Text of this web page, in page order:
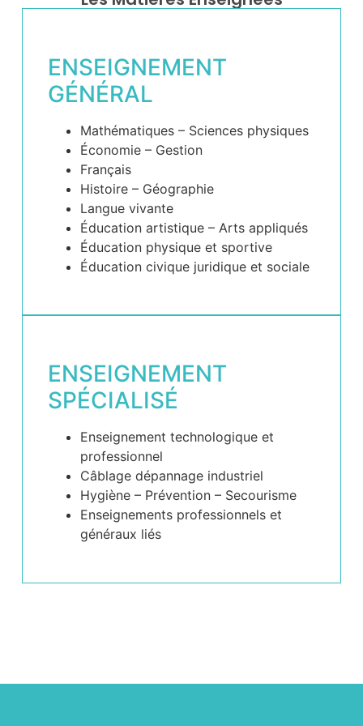
ENSEIGNEMENT
GÉNÉRAL
Mathématiques – Sciences physiques
Économie – Gestion
Français
Histoire – Géographie
Langue vivante
Éducation artistique – Arts appliqués
Éducation physique et sportive
Éducation civique juridique et sociale
ENSEIGNEMENT
SPÉCIALISÉ
Enseignement technologique et
professionnel
Câblage dépannage industriel
Hygiène – Prévention – Secourisme
Enseignements professionnels et
généraux liés